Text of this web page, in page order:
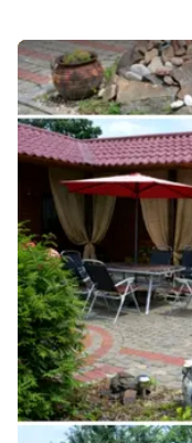
комфортного життя:
максимально
затишний